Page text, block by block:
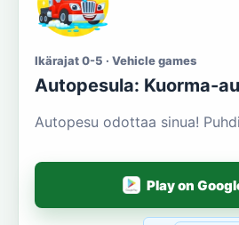
Ikärajat 0-5 · Vehicle games
Autopesula: Kuorma-
Autopesu odottaa sinua!
Play on